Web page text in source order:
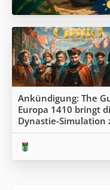
Ankündigung: The
Europa 1410 bringt
Dynastie-Simulation